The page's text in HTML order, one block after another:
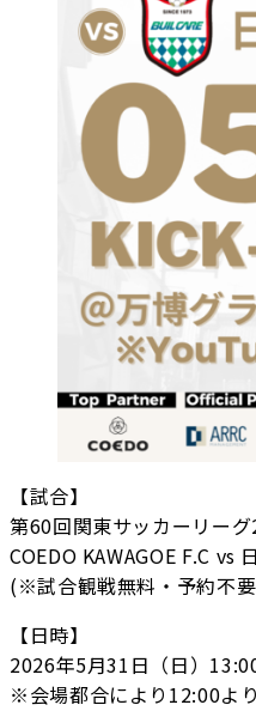
【試合】
第60回関東サッカーリー
COEDO KAWAGOE F.C vs
(※試合観戦無料・予約不
【日時】
2026年5月31日（日）
※会場都合により12:00よ